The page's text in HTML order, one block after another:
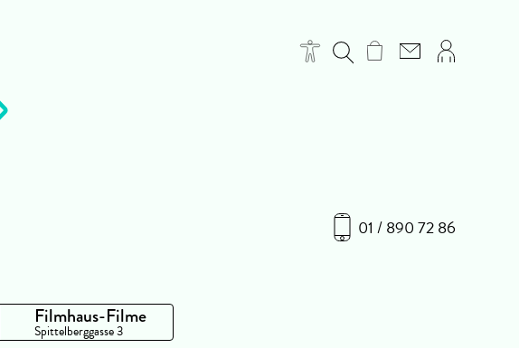
01 / 890 72 86
Filmhaus-Filme
Spittelberggasse 3